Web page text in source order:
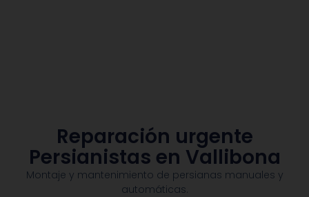
Reparación urgente
Persianistas en Vallibona
Montaje y mantenimiento de persianas manuales y
automáticas.​